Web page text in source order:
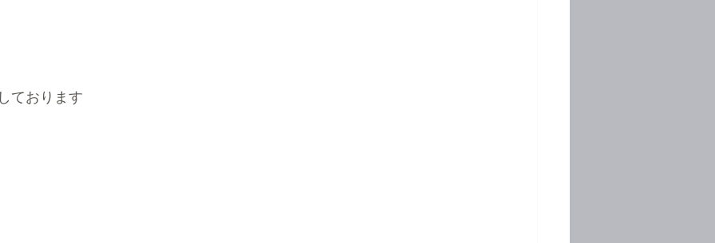
ております